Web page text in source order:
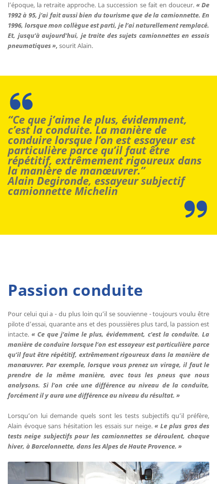
l’époque, la retraite approche. La succession se fait en douceur. « De
1992 à 95, j’ai fait aussi bien du tourisme que de la camionnette. En
1996, lorsque mon collègue est parti, je l’ai naturellement remplacé.
Et, jusqu’à aujourd’hui, je traite des sujets camionnettes en essais
pneumatiques », sourit Alain.
“Ce que j’aime le plus, évidemment,
c’est la conduite. La manière de
conduire lorsque l’on est essayeur est
particulière parce qu’il faut être
répétitif, extrêmement rigoureux dans
la manière de manœuvrer.”
Alain Degironde, essayeur subjectif
camionnette Michelin
Passion conduite
Pour celui qui a - du plus loin qu’il se souvienne - toujours voulu être
pilote d’essai, quarante ans et des poussières plus tard, la passion est
intacte. « Ce que j’aime le plus, évidemment, c’est la conduite. La
manière de conduire lorsque l’on est essayeur est particulière parce
qu’il faut être répétitif, extrêmement rigoureux dans la manière de
manœuvrer. Par exemple, lorsque vous prenez un virage, il faut le
prendre de la même manière, avec tous les pneus que nous
analysons. Si l’on crée une différence au niveau de la conduite,
forcément il y aura une différence au niveau du résultat. »
Lorsqu’on lui demande quels sont les tests subjectifs qu’il préfère,
Alain évoque sans hésitation les essais sur neige. « Le plus gros des
tests neige subjectifs pour les camionnettes se déroulent, chaque
hiver, à Barcelonnette, dans les Alpes de Haute Provence. »